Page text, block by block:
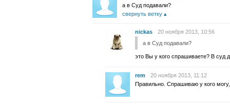
а в Суд подавали?
свернуть ветку
nickas
20 ноября 2013, 10:56
а в Суд подавали?
это Вы у кого спрашиваете? В суд
rem
20 ноября 2013, 11:12
Правильно. Спрашиваю у кого могу,